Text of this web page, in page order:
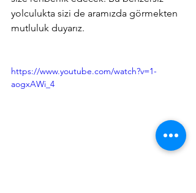
yolculukta sizi de aramızda görmekten
mutluluk duyarız.
https://www.youtube.com/watch?v=1-
aogxAWi_4